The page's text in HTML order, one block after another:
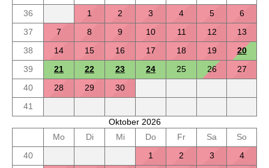
36
1 2 3 4 5
6
37
7 8 9 10 11 12
13
38
14 15 16 17 18 19
20
39
21 22 23 24 25 26
27
40
28 29
30
41
Oktober 2026
Mo
Di Mi Do Fr Sa
So
40
1 2 3
4